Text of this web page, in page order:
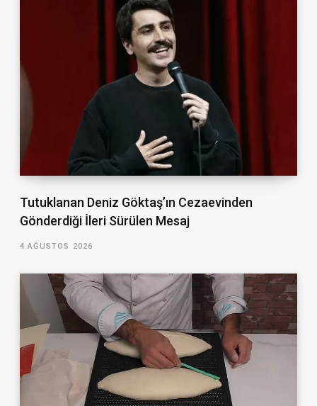
Tutuklanan Deniz Göktaş’ın Cezaevinden
Gönderdiği İleri Sürülen Mesaj
4 AĞUSTOS 2026